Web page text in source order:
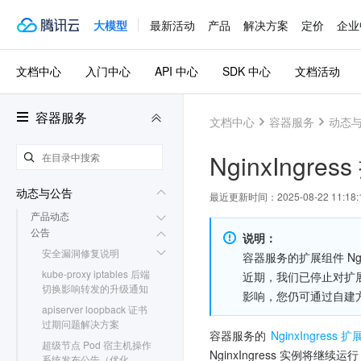
大模型 最新活动 产品 解决方案 定价 企
容器服务
动态与公告
产品动态
公告
安全漏洞修复说明
kube-proxy iptables 后端
切换影响转发的升级通知
apiserver loopback 证书
过期问题解决方案
超级节点 Pod 宿主机操作
文档中心 入门中心 API 中心 SDK 中心 文档活动
文档中心 容器服务 动态
最近更新时间： 2025-08-22
说明：
容器服务的扩展组件
近期，我们已停止对
影响，您仍可通过自建
容器服务的 NginxIngress 扩
NginxIngress 实例将继续运